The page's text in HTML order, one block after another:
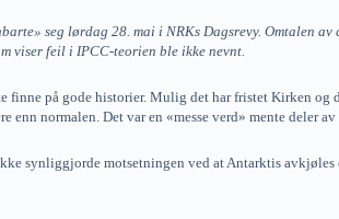
seg lørdag 28. mai i NRKs Dagsrevy. Omtalen
viser feil i IPCC-teorien ble ikke nevnt.
finne på gode historier. Mulig det har fristet Kirken
normalen. Det var en «messe verd» mente deler av
synliggjorde motsetningen ved at Antarktis